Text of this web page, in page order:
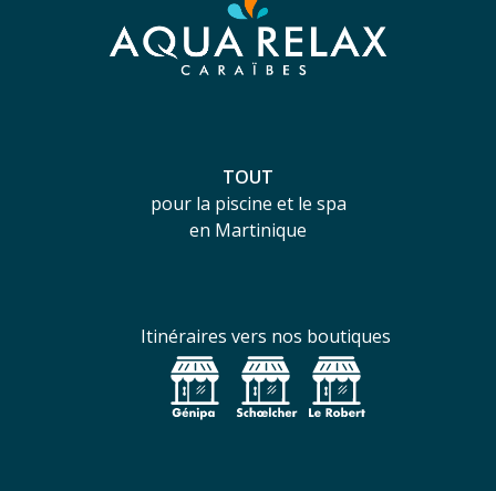
TOUT
pour la piscine et le spa
en Martinique
Itinéraires vers nos boutiques